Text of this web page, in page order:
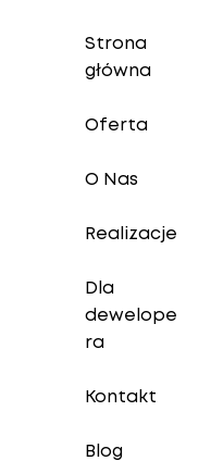
Strona
główna
Oferta
O Nas
Realizacje
Dla
dewelope
ra
Kontakt
Blog